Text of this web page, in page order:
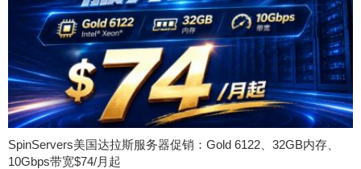
SpinServers美国达拉斯服务器促销：Gold 6122、32GB内存、
10Gbps带宽$74/月起